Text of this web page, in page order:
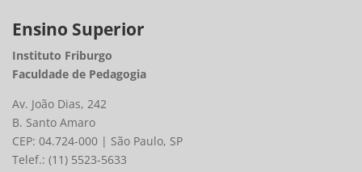
Ensino Superior
Instituto Friburgo
Faculdade de Pedagogia
Av. João Dias, 242
B. Santo Amaro
CEP: 04.724-000 | São Paulo, SP
Telef.: (11) 5523-5633